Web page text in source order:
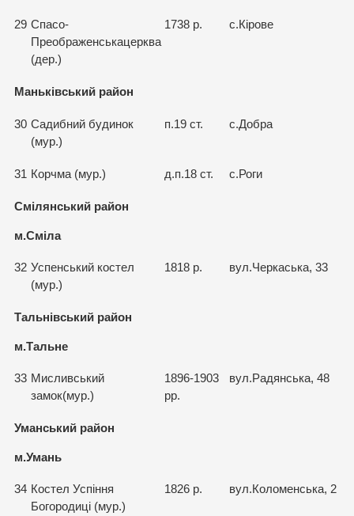
29 Спасо-
Преображенськацерква
(дер.)
1738 р. с.Кiрове
Маньківський район
30 Садибний будинок
(мур.)
п.19 ст. с.Добра
31 Корчма (мур.) д.п.18 ст. с.Роги
Смілянський район
м.Сміла
32 Успенський костел
(мур.)
1818 р. вул.Черкаська, 33
Тальнівський район
м.Тальне
33 Мисливський
замок(мур.)
1896-1903
рр.
вул.Радянська, 48
Уманський район
м.Умань
34 Костел Успiння
Богородицi (мур.)
1826 р. вул.Коломенська, 2